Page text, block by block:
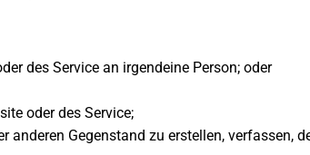
des Service an irgendeine Person; oder
oder des Service;
Gegenstand zu erstellen, verfassen,